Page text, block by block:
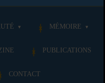
MÉMOIRE
PUBLICATIONS
CONTACT